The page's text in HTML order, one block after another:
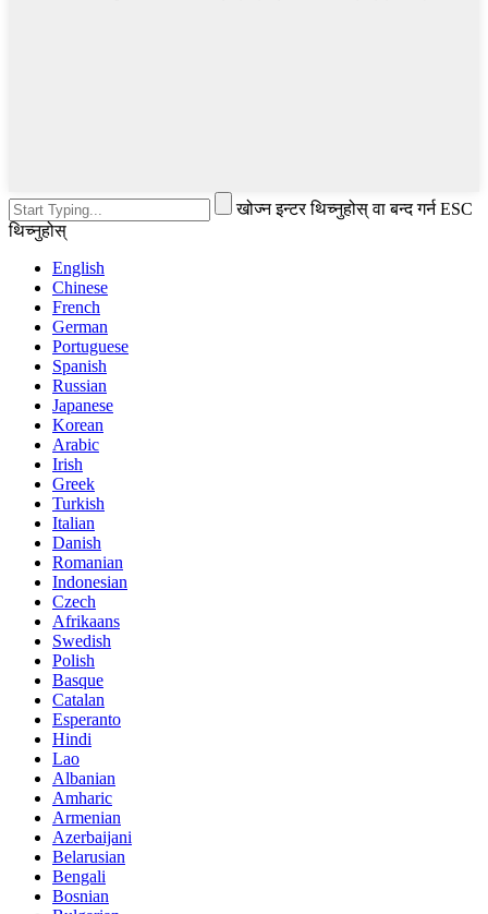
खोज्न इन्टर थिच्नुहोस् वा बन्द गर्न ESC
थिच्नुहोस्
English
Chinese
French
German
Portuguese
Spanish
Russian
Japanese
Korean
Arabic
Irish
Greek
Turkish
Italian
Danish
Romanian
Indonesian
Czech
Afrikaans
Swedish
Polish
Basque
Catalan
Esperanto
Hindi
Lao
Albanian
Amharic
Armenian
Azerbaijani
Belarusian
Bengali
Bosnian